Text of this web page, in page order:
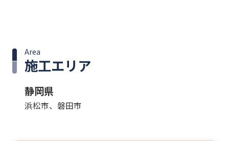
施工エリア
Area
静岡県
浜松市、磐田市